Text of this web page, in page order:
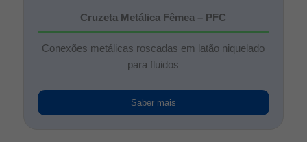
Cruzeta Metálica Fêmea – PFC
Conexões metálicas roscadas em latão niquelado
para fluidos
Saber mais